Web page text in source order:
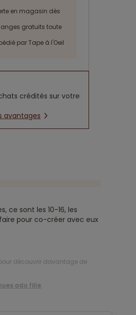
en magasin dès
gratuits toute
par Tape à l'Oeil
crédités sur votre
avantages
ce sont les 10-16, les
pour co-créer avec eux
découvrir davantage de
ado fille.